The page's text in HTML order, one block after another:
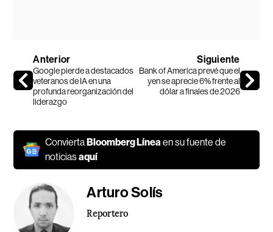
Anterior
Google pierde a destacados
veteranos de IA en una
profunda reorganización del
liderazgo
Siguiente
Bank of America prevé que el
yen se aprecie 6% frente al
dólar a finales de 2026
ConviertaBloomberg Línea en su fuente de
noticiasaquí
Arturo Solís
Reportero